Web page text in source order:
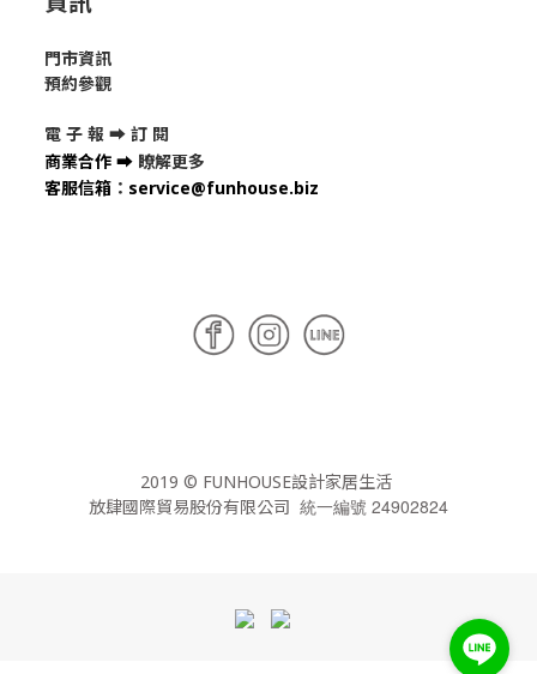
門市資訊
預約參觀
電 子 報 ➡ 訂 閱
商業合作 ➡ 瞭解更多
客服信箱 ： service@funhouse.biz
2019 © FUNHOUSE設計家居生活
放肆國際貿易股份有限公司 統一編號 24902824